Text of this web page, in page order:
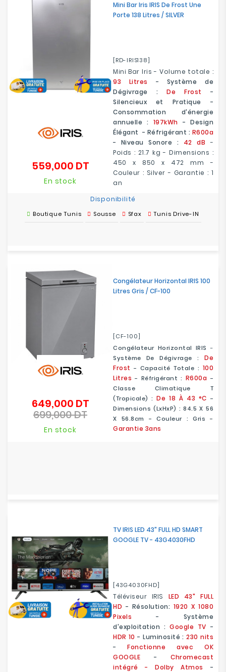
Mini Bar Iris IRIS De Frost Une
Porte 138 Litres / SILVER
[RD-IRIS138]
Mini Bar Iris - Volume totale :
93 Litres
- Système de
Dégivrage : De Frost -
Silencieux et Pratique -
Consommation d'énergie
annuelle : 197kWh - Design
Élégant - Réfrigérant : R600a
- Niveau Sonore : 42 dB -
Poids : 21.7 kg - Dimensions :
450 x 850 x 472 mm -
Couleur : Silver - Garantie : 1
an
559,000 DTPrix
En stock
Disponibilité
Boutique Tunis Sousse Sfax Tunis Drive-IN
Congélateur Horizontal IRIS 100
Litres Gris / CF-100
[CF-100]
Congélateur Horizontal IRIS -
Système De Dégivrage :
De
Frost - Capacité Totale : 100
Litres - Réfrigérant : R600a -
Classe Climatique T
(Tropicale) :De 18 À 43 °C -
Dimensions (LxHxP) : 84.5 X 56
X 56.8cm - Couleur : Gris -
Garantie 3ans
649,000 DTPrix
699,000 DTPrix
En stock
TV IRIS LED 43" FULL HD SMART
GOOGLE TV - 43G4030FHD
[43G4030FHD]
Téléviseur IRIS LED 43" FULL
HD - Résolution: 1920 X 1080
Pixels - Système
d'exploitation : Google TV -
HDR 10 - Luminosité :230 nits
- Fonctionne avec OK
GOOGLE - Chromecast
intégré - Dolby Atmos -